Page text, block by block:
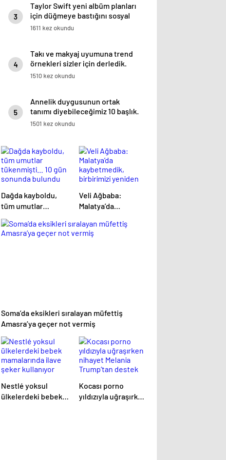
3
Taylor Swift yeni albüm planları
için düğmeye bastığını sosyal
medyadan duyurdu!
1611 kez okundu
4
Takı ve makyaj uyumuna trend
örnekleri sizler için derledik.
1510 kez okundu
5
Annelik duygusunun ortak
tanımı diyebileceğimiz 10 başlık.
1501 kez okundu
Dağda kayboldu,
tüm umutlar
sonunda bulundu
Veli Ağbaba:
Malatya’da
birbirimizi yeniden
kazandık
Soma’da eksikleri sıralayan müfettiş
Amasra’ya geçer not vermiş
Nestlé yoksul
ülkelerdeki bebek
Kocası porno
yıldızıyla uğraşırken